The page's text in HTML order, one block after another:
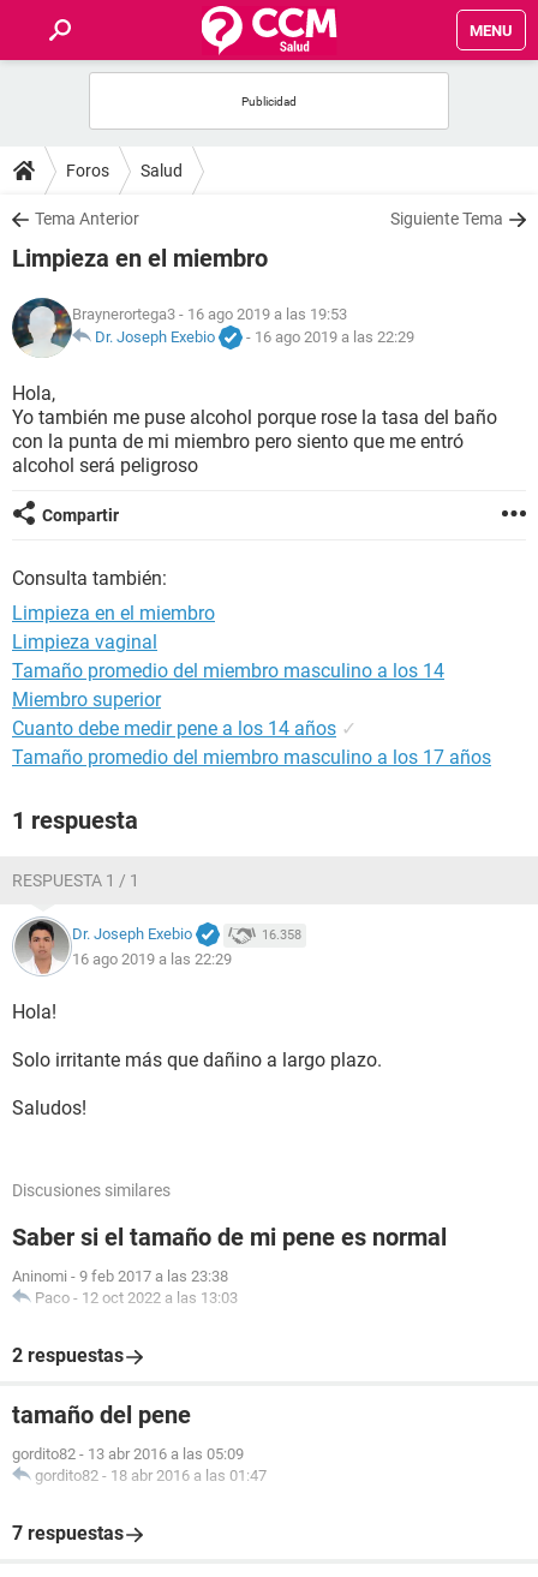
MENU
FOROS
SALUD
FAMILIA
NUTRICIÓN
BIENESTAR
SEXUALIDAD
GLOSARIO
Foros Salud
Tema Anterior Siguiente Tema
Limpieza en el miembro
Braynerortega3 - 16 ago 2019 a las 19:53
Dr. Joseph Exebio
- 16 ago 2019 a las 22:29
Hola,
Yo también me puse alcohol porque rose la tasa del baño
con la punta de mi miembro pero siento que me entró
alcohol será peligroso
Compartir
Consulta también:
Limpieza en el miembro
Limpieza vaginal
Tamaño promedio del miembro masculino a los 14
Miembro superior
Cuanto debe medir pene a los 14 años ✓
Tamaño promedio del miembro masculino a los 17 años
1 respuesta
RESPUESTA 1 / 1
Dr. Joseph Exebio 16.358
16 ago 2019 a las 22:29
Hola!
Solo irritante más que dañino a largo plazo.
Saludos!
Discusiones similares
Saber si el tamaño de mi pene es normal
Aninomi - 9 feb 2017 a las 23:38
Paco - 12 oct 2022 a las 13:03
2 respuestas
tamaño del pene
gordito82 - 13 abr 2016 a las 05:09
gordito82 - 18 abr 2016 a las 01:47
7 respuestas